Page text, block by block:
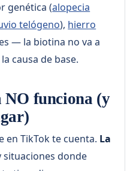
genética (alopecia
telógeno), hierro
— la biotina no va a
causa de base.
funciona (y
en TikTok te cuenta. La
situaciones donde